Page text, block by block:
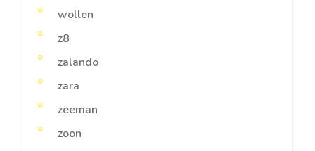
wollen
z8
zalando
zara
zeeman
zoon